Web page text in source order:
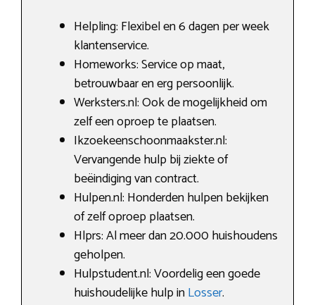
Helpling: Flexibel en 6 dagen per week
klantenservice.
Homeworks: Service op maat,
betrouwbaar en erg persoonlijk.
Werksters.nl: Ook de mogelijkheid om
zelf een oproep te plaatsen.
Ikzoekeenschoonmaakster.nl:
Vervangende hulp bij ziekte of
beëindiging van contract.
Hulpen.nl: Honderden hulpen bekijken
of zelf oproep plaatsen.
Hlprs: Al meer dan 20.000 huishoudens
geholpen.
Hulpstudent.nl: Voordelig een goede
huishoudelijke hulp inLosser.